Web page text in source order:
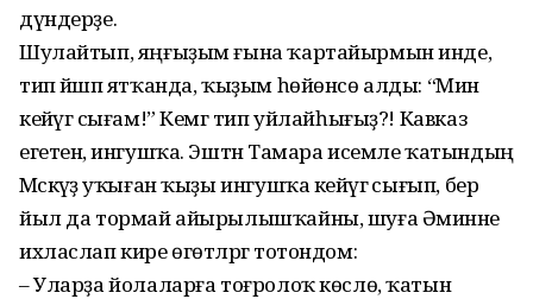
дүндерҙе.
Шулайтып, яңғыҙым ғына ҡартайыр­мын инде,
тип йәшәп ятҡанда, ҡыҙым һөйөнсө алды: “Мин
кейәүгә сығам!” Кемгә тип уйлайһығыҙ?! Кавказ
егетенә, ингушҡа. Эштән Тамара исемле ҡатын­дың
Мәскәүҙә уҡыған ҡыҙы ингушҡа кейәүгә сығып, бер
йыл да тормай айырылышҡайны, шуға Әминәне
ихласлап кире өгөтләргә тотондом:
– Уларҙа йолаларға тоғролоҡ көслө, ҡатын